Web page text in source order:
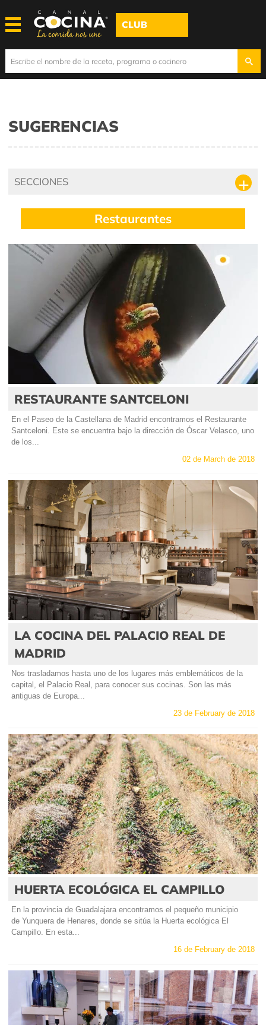
CLUB
SUGERENCIAS
SECCIONES
Restaurantes
RESTAURANTE SANTCELONI
En el Paseo de la Castellana de Madrid encontramos el Restaurante
Santceloni. Este se encuentra bajo la dirección de Óscar Velasco, uno
de los...
02 de March de 2018
LA COCINA DEL PALACIO REAL DE
MADRID
Nos trasladamos hasta uno de los lugares más emblemáticos de la
capital, el Palacio Real, para conocer sus cocinas. Son las más
antiguas de Europa...
23 de February de 2018
HUERTA ECOLÓGICA EL CAMPILLO
En la provincia de Guadalajara encontramos el pequeño municipio
de Yunquera de Henares, donde se sitúa la Huerta ecológica El
Campillo. En esta...
16 de February de 2018